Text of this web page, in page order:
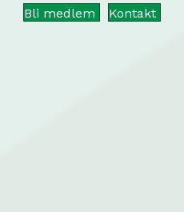
Bli medlem Kontakt